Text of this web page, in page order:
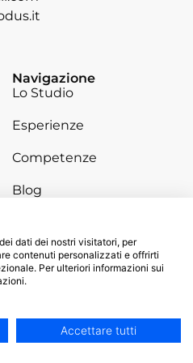
Navigazione
Lo Studio
Esperienze
Competenze
Blog
dati dei nostri visitatori, per
contenuti personalizzati e offrirti
Per ulteriori informazioni sui
Accettare tutti